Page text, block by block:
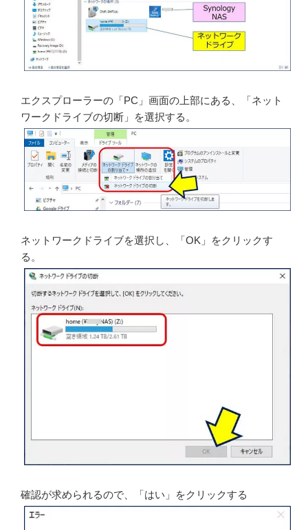
エクスプローラーの「PC」画面の上部にある、「ネット
ワークドライブの切断」を選択する。
ネットワークドライブを選択し、「OK」をクリックす
る。
確認が求められるので、「はい」をクリックする